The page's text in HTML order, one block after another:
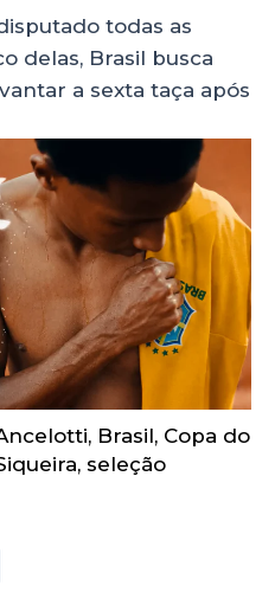
todas as
delas, Brasil busca
a sexta taça após
, Brasil, Copa do
, seleção